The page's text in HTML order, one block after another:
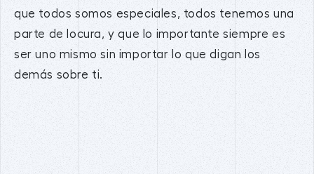
que todos somos especiales, todos tenemos una
parte de locura, y que lo importante siempre es
ser uno mismo sin importar lo que digan los
demás sobre ti.